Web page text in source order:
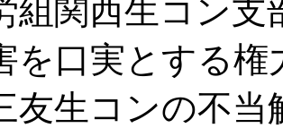
組関西生コン
を口実とする権
友生コンの不当